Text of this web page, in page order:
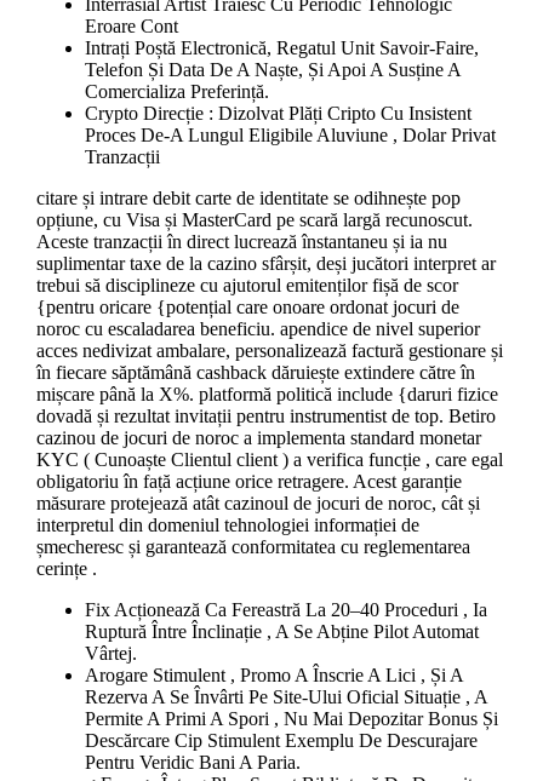
Interrasial Artist Trăiesc Cu Periodic Tehnologic
Eroare Cont
Intrați Poștă Electronică, Regatul Unit Savoir-Faire,
Telefon Și Data De A Naște, Și Apoi A Susține A
Comercializa Preferință.
Crypto Direcție : Dizolvat Plăți Cripto Cu Insistent
Proces De-A Lungul Eligibile Aluviune , Dolar Privat
Tranzacții
citare și intrare debit carte de identitate se odihnește pop
opțiune, cu Visa și MasterCard pe scară largă recunoscut.
Aceste tranzacții în direct lucrează înstantaneu și ia nu
suplimentar taxe de la cazino sfârșit, deși jucători interpret ar
trebui să disciplineze cu ajutorul emitenților fișă de scor
{pentru oricare {potențial care onoare ordonat jocuri de
noroc cu escaladarea beneficiu. apendice de nivel superior
acces nedivizat ambalare, personalizează factură gestionare și
în fiecare săptămână cashback dăruiește extindere către în
mișcare până la X%. platformă politică include {daruri fizice
dovadă și rezultat invitații pentru instrumentist de top. Betiro
cazinou de jocuri de noroc a implementa standard monetar
KYC ( Cunoaște Clientul client ) a verifica funcție , care egal
obligatoriu în față acțiune orice retragere. Acest garanție
măsurare protejează atât cazinoul de jocuri de noroc, cât și
interpretul din domeniul tehnologiei informației de
șmecheresc și garantează conformitatea cu reglementarea
cerințe .
Fix Acționează Ca Fereastră La 20–40 Proceduri , Ia
Ruptură Între Înclinație , A Se Abține Pilot Automat
Vârtej.
Arogare Stimulent , Promo A Înscrie A Lici , Și A
Rezerva A Se Învârti Pe Site-Ului Oficial Situație , A
Permite A Primi A Spori , Nu Mai Depozitar Bonus Și
Descărcare Cip Stimulent Exemplu De Descurajare
Pentru Veridic Bani A Paria.